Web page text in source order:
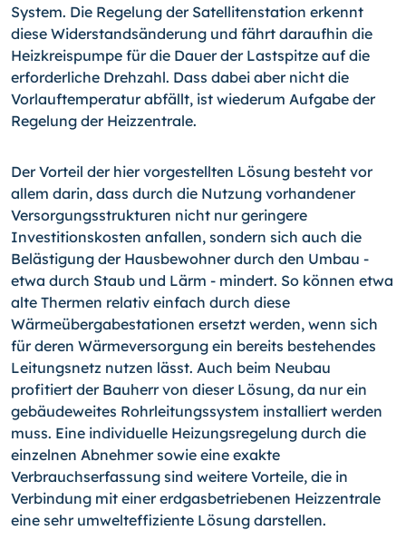
System. Die Regelung der Satellitenstation erkennt
diese Widerstandsänderung und fährt daraufhin die
Heizkreispumpe für die Dauer der Lastspitze auf die
erforderliche Drehzahl. Dass dabei aber nicht die
Vorlauftemperatur abfällt, ist wiederum Aufgabe der
Regelung der Heizzentrale.
Der Vorteil der hier vorgestellten Lösung besteht vor
allem darin, dass durch die Nutzung vorhandener
Versorgungsstrukturen nicht nur geringere
Investitionskosten anfallen, sondern sich auch die
Belästigung der Hausbewohner durch den Umbau -
etwa durch Staub und Lärm - mindert. So können etwa
alte Thermen relativ einfach durch diese
Wärmeübergabestationen ersetzt werden, wenn sich
für deren Wärmeversorgung ein bereits bestehendes
Leitungsnetz nutzen lässt. Auch beim Neubau
profitiert der Bauherr von dieser Lösung, da nur ein
gebäudeweites Rohrleitungssystem installiert werden
muss. Eine individuelle Heizungsregelung durch die
einzelnen Abnehmer sowie eine exakte
Verbrauchserfassung sind weitere Vorteile, die in
Verbindung mit einer erdgasbetriebenen Heizzentrale
eine sehr umwelteffiziente Lösung darstellen.